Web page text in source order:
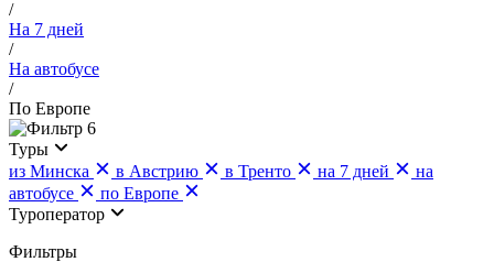
/
На 7 дней
/
На автобусе
/
По Европе
6
Туры
из Минска
в Австрию в Тренто на 7 дней
на
автобусе
по Европе
Туроператор
Фильтры